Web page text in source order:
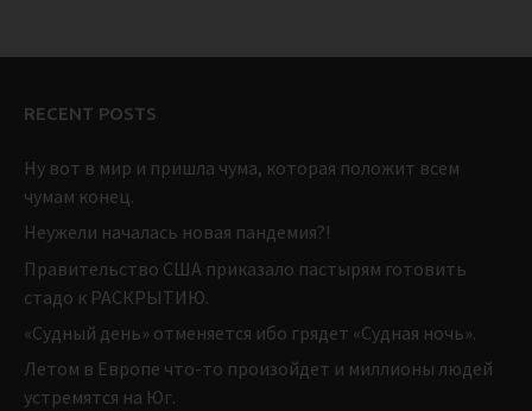
RECENT POSTS
Ну вот в мир и пришла чума, которая положит всем
чумам конец.
Неужели началась новая пандемия?!
Правительство США приказало пастырям готовить
стадо к РАСКРЫТИЮ.
«Судный день» отменяется ибо грядет «Судная ночь».
Летом в Европе что-то произойдет и миллионы людей
устремятся на Юг.